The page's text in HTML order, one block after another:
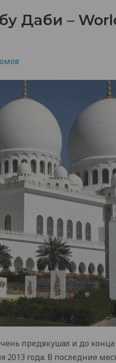
Даби –
предвкушал и до конца
2013 года. В последние